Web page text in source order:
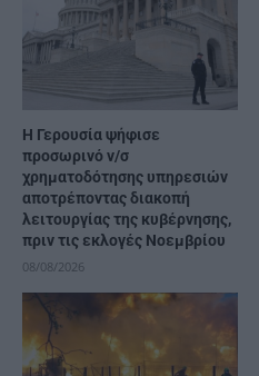
Η Γερουσία ψήφισε
προσωρινό ν/σ
χρηματοδότησης υπηρεσιών
αποτρέποντας διακοπή
λειτουργίας της κυβέρνησης,
πριν τις εκλογές Νοεμβρίου
08/08/2026